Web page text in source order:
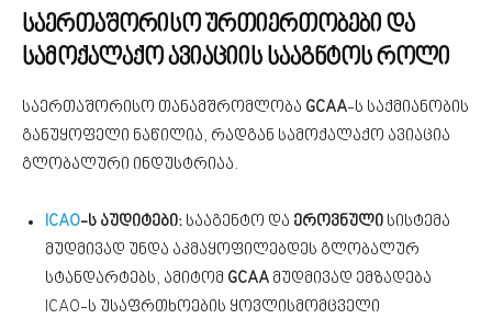
საერთაშორისო ურთიერთობები და
სამოქალაქო ავიაციის სააგნტოს როლი
საერთაშორისო თანამშრომლობა GCAA-ს საქმიანობის
განუყოფელი ნაწილია, რადგან სამოქალაქო ავიაცია
გლობალური ინდუსტრიაა.
ICAO-ს აუდიტები: სააგენტო და ეროვნული სისტემა
მუდმივად უნდა აკმაყოფილებდეს გლობალურ
სტანდარტებს, ამიტომ GCAA მუდმივად ემზადება
ICAO-ს უსაფრთხოების ყოვლისმომცველი